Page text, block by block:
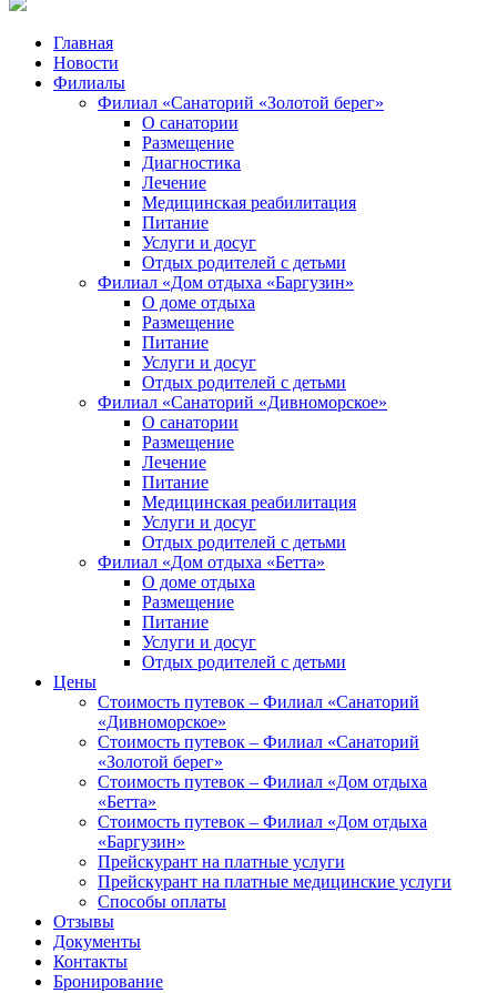
Главная
Новости
Филиалы
Филиал «Санаторий «Золотой берег»
О санатории
Размещение
Диагностика
Лечение
Медицинская реабилитация
Питание
Услуги и досуг
Отдых родителей с детьми
Филиал «Дом отдыха «Баргузин»
О доме отдыха
Размещение
Питание
Услуги и досуг
Отдых родителей с детьми
Филиал «Санаторий «Дивноморское»
О санатории
Размещение
Лечение
Питание
Медицинская реабилитация
Услуги и досуг
Отдых родителей с детьми
Филиал «Дом отдыха «Бетта»
О доме отдыха
Размещение
Питание
Услуги и досуг
Отдых родителей с детьми
Цены
Стоимость путевок – Филиал «Санаторий
«Дивноморское»
Стоимость путевок – Филиал «Санаторий
«Золотой берег»
Стоимость путевок – Филиал «Дом отдыха
«Бетта»
Стоимость путевок – Филиал «Дом отдыха
«Баргузин»
Прейскурант на платные услуги
Прейскурант на платные медицинские услуги
Способы оплаты
Отзывы
Документы
Контакты
Бронирование